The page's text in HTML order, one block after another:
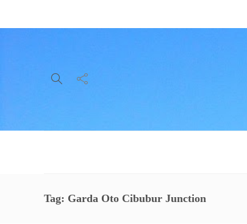
Tag: Garda Oto Cibubur Junction